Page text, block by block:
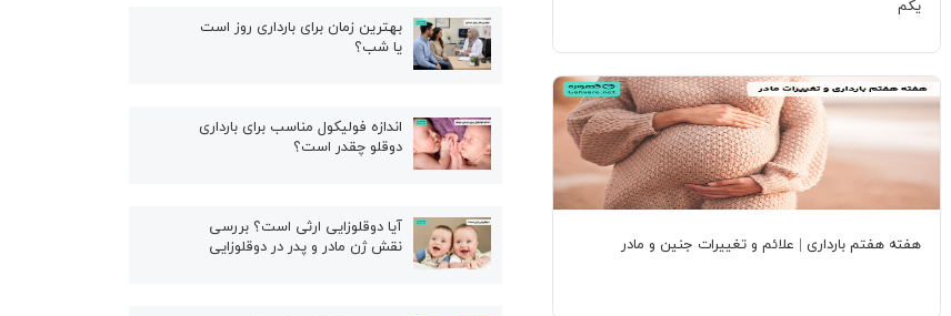
یکم
هفته هفتم بارداری | علائم و تغییرات جنین و مادر
بهترین زمان برای بارداری روز است
یا شب؟
اندازه فولیکول مناسب برای بارداری
دوقلو چقدر است؟
آیا دوقلوزایی ارثی است؟ بررسی
نقش ژن مادر و پدر در دوقلوزایی